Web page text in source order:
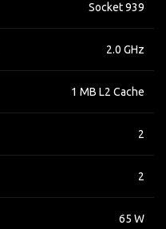
Socket 939
2.0 GHz
1 MB L2 Cache
2
2
65 W